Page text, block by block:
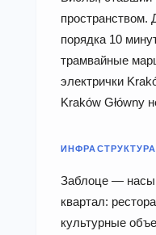
пространством.
порядка 10
трамвайные
электрички
Kraków Główny
ИНФРАСТРУКТУРА
Заблоце —
квартал:
культурные